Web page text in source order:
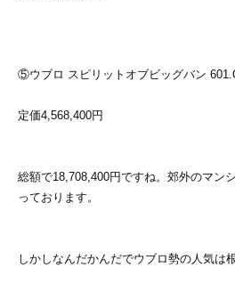
⑤ウブロ スピリットオブビッグバン
定価4,568,400円
総額で18,708,400円ですね。郊外のマン
っております。
しかしなんだかんだでウブロ勢の人気は